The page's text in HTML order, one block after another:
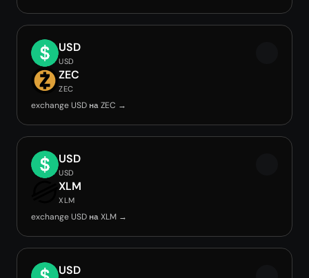
USD
USD
ZEC
ZEC
exchange USD на ZEC →
USD
USD
XLM
XLM
exchange USD на XLM →
USD